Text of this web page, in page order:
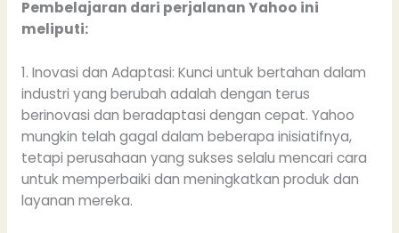
Pembelajaran dari perjalanan Yahoo ini
meliputi:
1. Inovasi dan Adaptasi: Kunci untuk bertahan dalam
industri yang berubah adalah dengan terus
berinovasi dan beradaptasi dengan cepat. Yahoo
mungkin telah gagal dalam beberapa inisiatifnya,
tetapi perusahaan yang sukses selalu mencari cara
untuk memperbaiki dan meningkatkan produk dan
layanan mereka.